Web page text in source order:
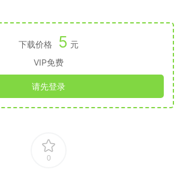
下载价格 5 元
VIP免费
请先登录
0